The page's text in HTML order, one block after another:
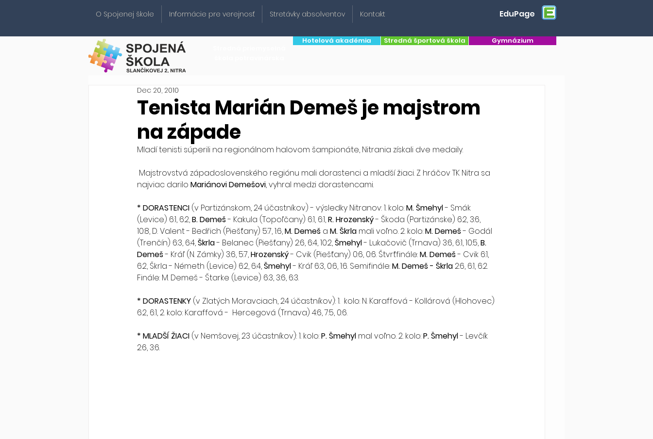
O Spojenej škole Informácie pre verejnosť Stretávky absolventov Kontakt EduPage
Hotelová akadémia Stredná športová škola Gymnázium
Tenista Marián Demeš je majstrom
na západe
Dec 20, 2010
Mladí tenisti súperili na regionálnom halovom šampionáte, Nitrania získali dve medaily.
najviac darilo Mariánovi Demešovi, vyhral medzi dorastencami.
* DORASTENCI (v Partizánskom, 24 účastníkov) - výsledky Nitranov: 1. kolo: M. Šmehyl - Smák
(Levice) 6:1, 6:2, B. Demeš - Kakula (Topoľčany) 6:1, 6:1, R. Hrozenský - Škoda (Partizánske) 6:2, 3:6,
10:8, D. Valent - Bedřich (Piešťany) 5:7, 1:6, M. Demeš a M. Škrla mali voľno. 2. kolo: M. Demeš - Godál
(Trenčín) 6:3, 6:4, Škrla - Belanec (Piešťany) 2:6, 6:4, 10:2, Šmehyl - Lukačovič (Trnava) 3:6, 6:1, 10:5, B.
Demeš - Kráľ (N. Zámky) 3:6, 5:7, Hrozenský - Cvik (Piešťany) 0:6, 0:6. Štvrťfinále: M. Demeš - Cvik 6:1,
6:2, Škrla - Németh (Levice) 6:2, 6:4, Šmehyl - Kráľ 6:3, 0:6, 1:6. Semifinále: M. Demeš - Škrla 2:6, 6:1, 6:2.
Finále: M. Demeš - Štarke (Levice) 6:3, 3:6, 6:3.
* DORASTENKY (v Zlatých Moravciach, 24 účastníkov): 1.  kolo: N. Karaffová - Kollárová (Hlohovec)
6:2, 6:1, 2. kolo: Karaffová -  Hercegová (Trnava) 4:6, 7:5, 0:6.
* MLADŠÍ ŽIACI (v Nemšovej, 23 účastníkov): 1. kolo: P. Šmehyl mal voľno. 2. kolo: P. Šmehyl - Levčík
2:6, 3:6.